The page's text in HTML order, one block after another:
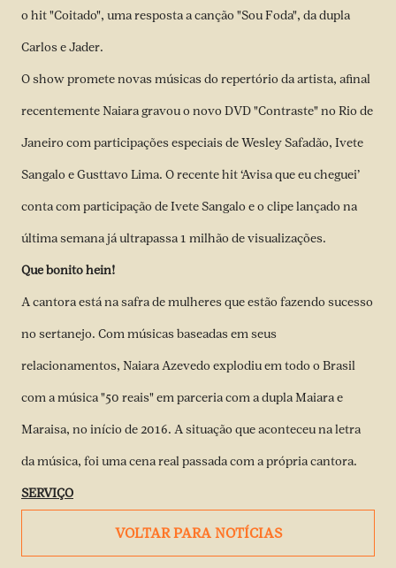
o hit "Coitado", uma resposta a canção "Sou Foda", da dupla
Carlos e Jader.
O show promete novas músicas do repertório da artista, afinal
recentemente Naiara gravou o novo DVD "Contraste" no Rio de
Janeiro com participações especiais de Wesley Safadão, Ivete
Sangalo e Gusttavo Lima. O recente hit ‘Avisa que eu cheguei’
conta com participação de Ivete Sangalo e o clipe lançado na
última semana já ultrapassa 1 milhão de visualizações.
Que bonito hein!
A cantora está na safra de mulheres que estão fazendo sucesso
no sertanejo. Com músicas baseadas em seus
relacionamentos, Naiara Azevedo explodiu em todo o Brasil
com a música "50 reais" em parceria com a dupla Maiara e
Maraisa, no início de 2016. A situação que aconteceu na letra
da música, foi uma cena real passada com a própria cantora.
SERVIÇO
VOLTAR PARA NOTÍCIAS